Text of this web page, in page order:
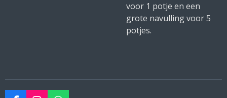
voor 1 potje en een
grote navulling voor 5
potjes.